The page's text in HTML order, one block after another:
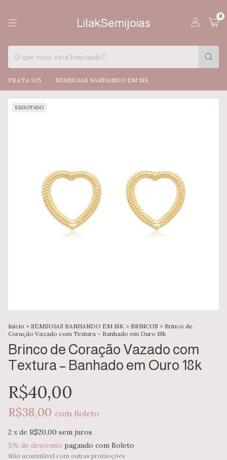
LilakSemijoias
0
PRATA 925 SEMIJOIAS BANHANDO EM 18K
ESGOTADO
Início > SEMIJOIAS BANHANDO EM 18K > BRINCOS > Brinco de
Coração Vazado com Textura – Banhado em Ouro 18k
Brinco de Coração Vazado com
Textura – Banhado em Ouro 18k
R$40,00
R$38,00 com Boleto
2 x de R$20,00 sem juros
5% de desconto pagando com Boleto
Não acumulável com outras promoções